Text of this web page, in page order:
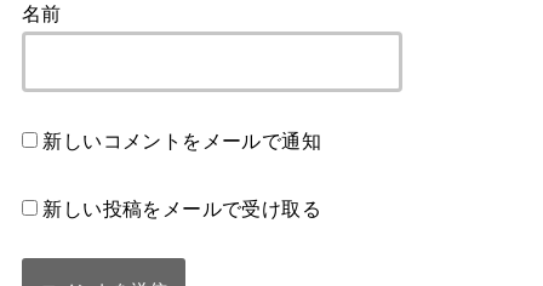
名前
新しいコメントをメールで通知
新しい投稿をメールで受け取る